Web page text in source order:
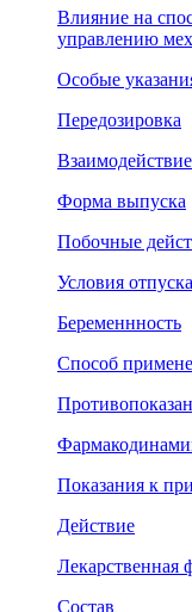
Влияние на
управлению
Особые
Передозировка
Взаимодействие
Форма выпуска
Побочные
Условия
Беременнность
Способ
Показания к
Действие
Лекарственная
Состав